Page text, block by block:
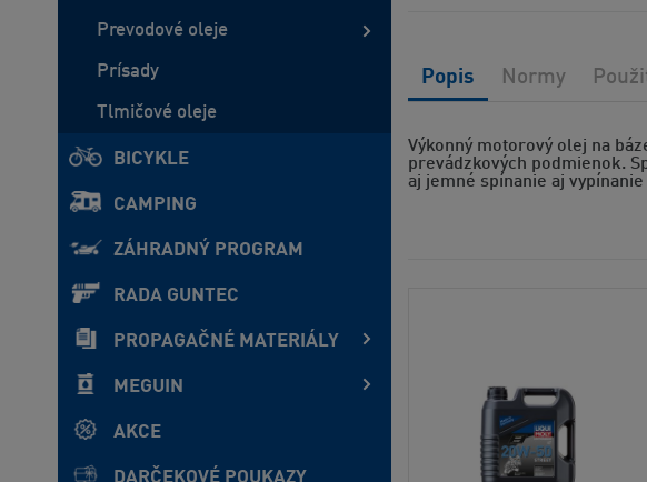
Prevodové oleje
Prísady
Tlmičové oleje
BICYKLE
CAMPING
ZÁHRADNÝ PROGRAM
RADA GUNTEC
PROPAGAČNÉ MATERIÁLY
MEGUIN
AKCE
DARČEKOVÉ POUKAZY
Výkonný motorový olej na
prevádzkových podmienok.
aj jemné spínanie aj
Popis Normy